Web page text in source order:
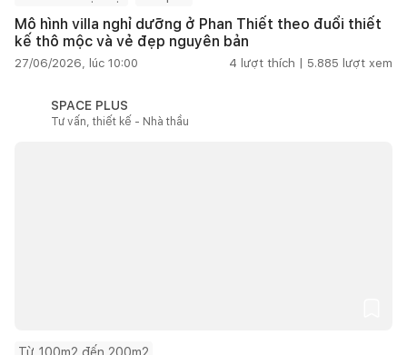
Mô hình villa nghỉ dưỡng ở Phan Thiết theo đuổi thiết
kế thô mộc và vẻ đẹp nguyên bản
27/06/2026, lúc 10:00 4 lượt thích | 5.885 lượt xem
SPACE PLUS
Tư vấn, thiết kế - Nhà thầu